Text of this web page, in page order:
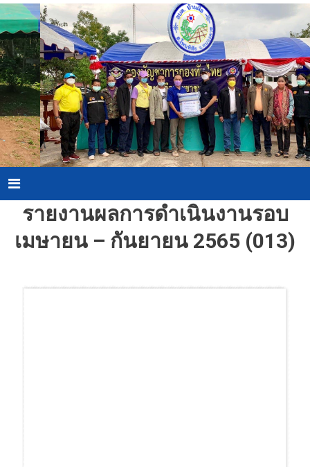
Skip
content
Menu
รายงานผลการดำเนินงานรอบ
เมษายน – กันยายน 2565 (013)